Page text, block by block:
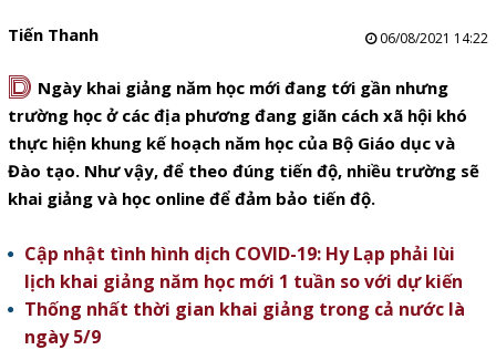
Tiến Thanh 06/08/2021 14:22
D Ngày khai giảng năm học mới đang tới gần nhưng
trường học ở các địa phương đang giãn cách xã hội khó
thực hiện khung kế hoạch năm học của Bộ Giáo dục và
Đào tạo. Như vậy, để theo đúng tiến độ, nhiều trường sẽ
khai giảng và học online để đảm bảo tiến độ.
Cập nhật tình hình dịch COVID-19: Hy Lạp phải lùi
lịch khai giảng năm học mới 1 tuần so với dự kiến
Thống nhất thời gian khai giảng trong cả nước là
ngày 5/9